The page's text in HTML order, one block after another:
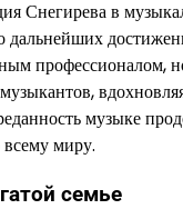
Снегирева в
дальнейших
профессионалом,
музыке
миру.
семье